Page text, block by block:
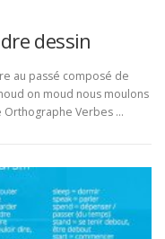
dessin
au passé composé de
on moud nous moulons
Orthographe Verbes …